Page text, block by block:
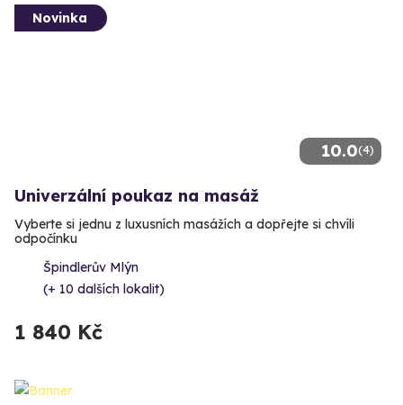
10.0(4)
Novinka
Univerzální poukaz na masáž
Vyberte si jednu z luxusních masážích a dopřejte si chvíli
odpočínku
Špindlerův Mlýn
(+ 10 dalších lokalit)
1 840 Kč